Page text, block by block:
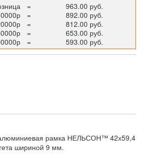
=
963.00 руб.
=
892.00 руб.
=
812.00 руб.
=
653.00 руб.
= 593.00 руб.
рамка НЕЛЬСОН™ 42х59,4
шириной 9 мм.